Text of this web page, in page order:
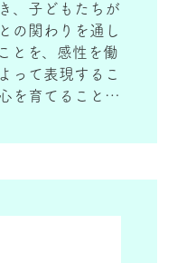
、子どもたちが
の関わりを通し
とを、感性を働
って表現するこ
を育てることを
生から６年生の